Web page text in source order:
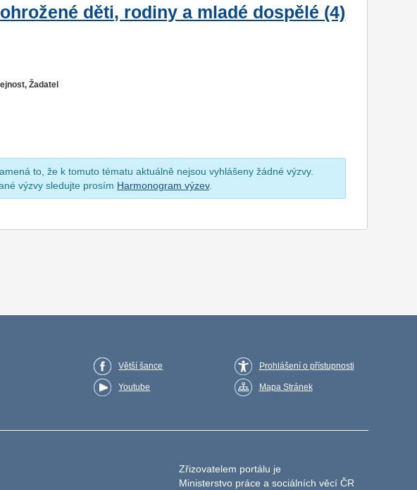
děti, rodiny a mladé dospělé (4)
Žadatel
to, že k tomuto tématu aktuálně nejsou vyhlášeny žádné výzvy.
výzvy sledujte prosím Harmonogram výzev.
Větší šance
Youtube
Prohlášení o přístupnosti
Mapa Stránek
Zřizovatelem portálu je
Ministerstvo práce a sociálních věcí ČR